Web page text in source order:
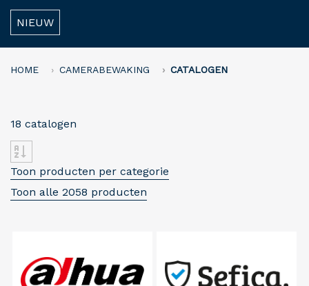
NIEUW
HOME CAMERABEWAKING CATALOGEN
18 catalogen
Toon producten per categorie
Toon alle 2058 producten